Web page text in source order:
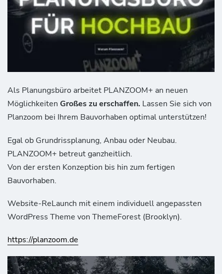
Als Planungsbüro arbeitet PLANZOOM+ an neuen
Möglichkeiten Großes zu erschaffen. Lassen Sie sich von
Planzoom bei Ihrem Bauvorhaben optimal unterstützen!
Egal ob Grundrissplanung, Anbau oder Neubau.
PLANZOOM+ betreut ganzheitlich.
Von der ersten Konzeption bis hin zum fertigen
Bauvorhaben.
Website-ReLaunch mit einem individuell angepassten
WordPress Theme von ThemeForest (Brooklyn).
https://planzoom.de